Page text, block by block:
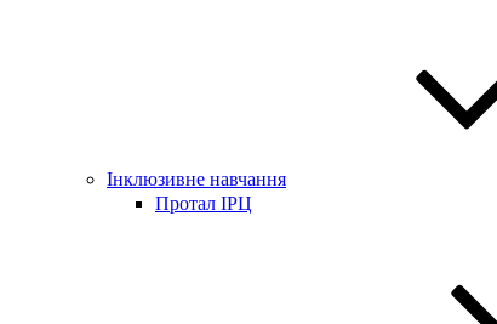
Інклюзивне навчання
Протал ІРЦ